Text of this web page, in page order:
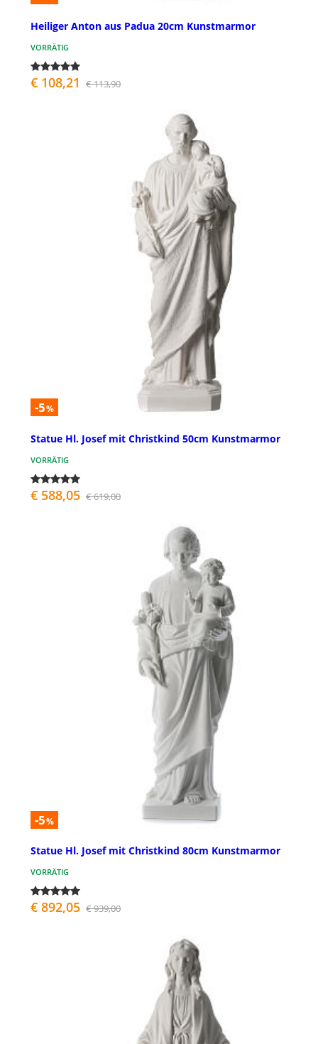
Heiliger Anton aus Padua 20cm Kunstmarmor
VORRÄTIG
€ 108,21 € 113,90
-5%
Statue Hl. Josef mit Christkind 50cm Kunstmarmor
VORRÄTIG
€ 588,05 € 619,00
-5%
Statue Hl. Josef mit Christkind 80cm Kunstmarmor
VORRÄTIG
€ 892,05 € 939,00